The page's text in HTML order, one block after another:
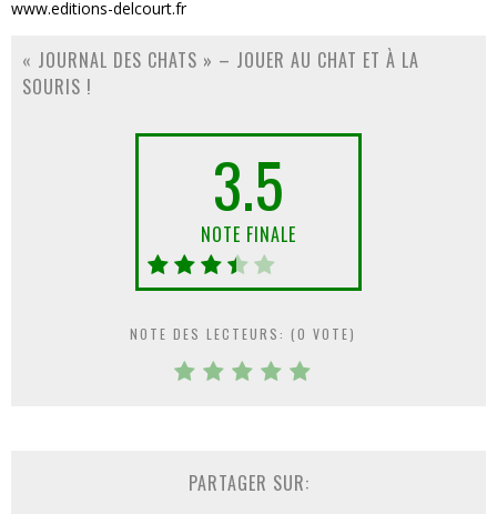
www.editions-delcourt.fr
« JOURNAL DES CHATS » – JOUER AU CHAT ET À LA
SOURIS !
3.5
NOTE FINALE
NOTE DES LECTEURS: (0 VOTE)
PARTAGER SUR: